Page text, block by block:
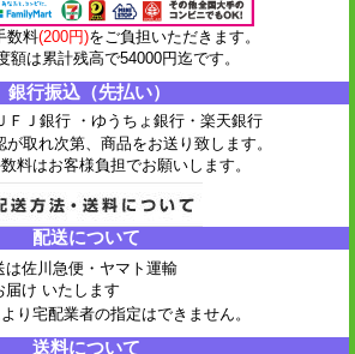
数料(200円)をご負担いただきます。
額は累計残高で54000円迄です。
銀行振込（先払い）
ＦＪ銀行 ・ゆうちょ銀行 ・楽天銀行
取れ次第、商品をお送り致します。
料はお客様負担でお願いします。
配送について
は佐川急便・ヤマト運輸
届け いたします
り宅配業者の指定はできません。
送料について